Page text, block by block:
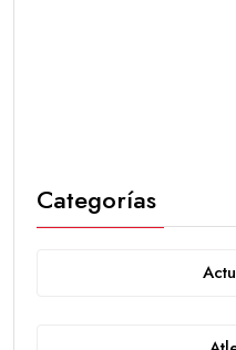
Categorías